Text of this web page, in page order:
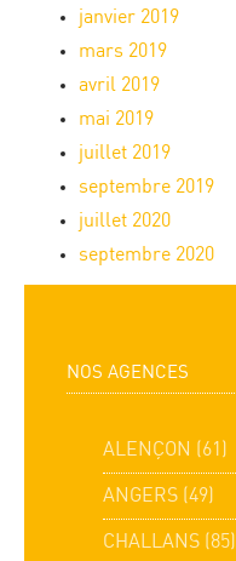
janvier 2019
mars 2019
avril 2019
mai 2019
juillet 2019
septembre 2019
juillet 2020
septembre 2020
NOS AGENCES
ALENÇON (61)
ANGERS (49)
CHALLANS (85)